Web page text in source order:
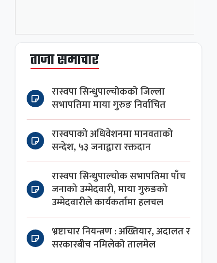
ताजा समाचार
रास्वपा सिन्धुपाल्चोकको जिल्ला
सभापतिमा माया गुरुङ निर्वाचित
रास्वपाको अधिवेशनमा मानवताको
सन्देश, ५३ जनाद्वारा रक्तदान
रास्वपा सिन्धुपाल्चोक सभापतिमा पाँच
जनाको उम्मेदवारी, माया गुरुङको
उम्मेदवारीले कार्यकर्तामा हलचल
भ्रष्टाचार नियन्त्रण : अख्तियार, अदालत र
सरकारबीच नमिलेको तालमेल